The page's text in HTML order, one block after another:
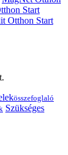
Start
Otthon Start
összefoglaló
Szükséges